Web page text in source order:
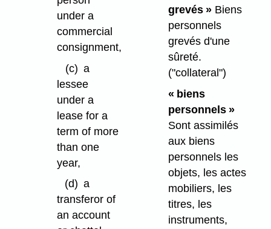
under a
commercial
consignment,
(c) a
lessee
under a
lease for a
term of more
than one
year,
(d) a
transferor of
an account
grevés »Biens
personnels
grevés d'une
sûreté.
("collateral")
« biens
personnels »
Sont assimilés
aux biens
personnels les
objets, les actes
mobiliers, les
titres, les
instruments,